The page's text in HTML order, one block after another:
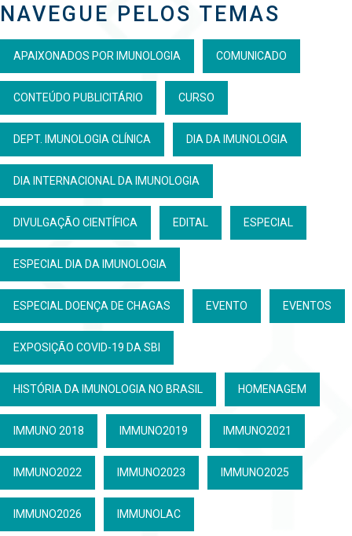
NAVEGUE PELOS TEMAS
APAIXONADOS POR IMUNOLOGIA COMUNICADO
CONTEÚDO PUBLICITÁRIO CURSO
DEPT. IMUNOLOGIA CLÍNICA DIA DA IMUNOLOGIA
DIA INTERNACIONAL DA IMUNOLOGIA
DIVULGAÇÃO CIENTÍFICA EDITAL ESPECIAL
ESPECIAL DIA DA IMUNOLOGIA
ESPECIAL DOENÇA DE CHAGAS EVENTO EVENTOS
EXPOSIÇÃO COVID-19 DA SBI
HISTÓRIA DA IMUNOLOGIA NO BRASIL HOMENAGEM
IMMUNO 2018 IMMUNO2019 IMMUNO2021
IMMUNO2022 IMMUNO2023 IMMUNO2025
IMMUNO2026 IMMUNOLAC